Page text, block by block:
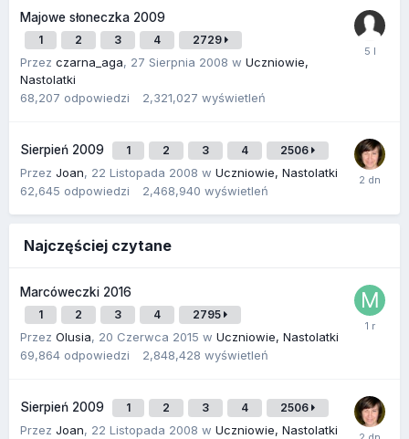
Majowe słoneczka 2009
1 2 3 4 2729
Przez czarna_aga, 27 Sierpnia 2008 w Uczniowie,
Nastolatki
68,207 odpowiedzi 2,321,027 wyświetleń
Sierpień 2009 1 2 3 4 2506
Przez Joan, 22 Listopada 2008 w Uczniowie, Nastolatki
62,645 odpowiedzi 2,468,940 wyświetleń
Najczęściej czytane
Marcóweczki 2016
1 2 3 4 2795
Przez Olusia, 20 Czerwca 2015 w Uczniowie, Nastolatki
69,864 odpowiedzi 2,848,428 wyświetleń
Sierpień 2009 1 2 3 4 2506
Przez Joan, 22 Listopada 2008 w Uczniowie, Nastolatki